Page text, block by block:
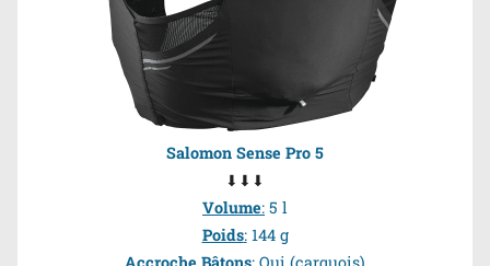
Salomon Sense Pro 5
⬇⬇⬇
Volume: 5 l
Poids:144 g